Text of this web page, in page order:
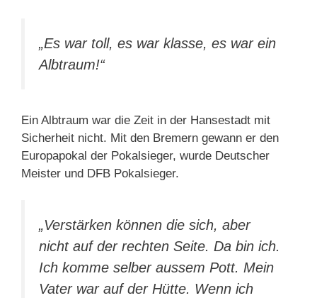
„Es war toll, es war klasse, es war ein
Albtraum!“
Ein Albtraum war die Zeit in der Hansestadt mit
Sicherheit nicht. Mit den Bremern gewann er den
Europapokal der Pokalsieger, wurde Deutscher
Meister und DFB Pokalsieger.
„Verstärken können die sich, aber
nicht auf der rechten Seite. Da bin ich.
Ich komme selber aussem Pott. Mein
Vater war auf der Hütte. Wenn ich